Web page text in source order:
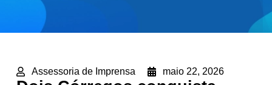
Assessoria de Imprensa maio 22, 2026